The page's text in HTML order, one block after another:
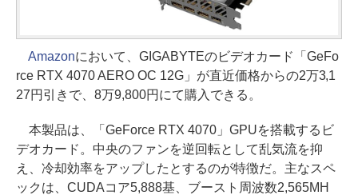
Amazonにおいて、GIGABYTEのビデオカード「GeFo
rce RTX 4070 AERO OC 12G」が直近価格からの2万3,1
27円引きで、8万9,800円にて購入できる。
本製品は、「GeForce RTX 4070」GPUを搭載するビ
デオカード。中央のファンを逆回転として乱気流を抑
え、冷却効率をアップしたとするのが特徴だ。主なスペ
ックは、CUDAコア5,888基、ブースト周波数2,565MH